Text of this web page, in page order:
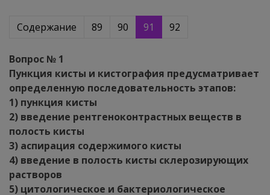
Содержание 89 90 91 92
Вопрос № 1
Пункция кисты и кистография предусматривает
определенную последовательность этапов:
1) пункция кисты
2) введение рентгеноконтрастных веществ в
полость кисты
3) аспирация содержимого кисты
4) введение в полость кисты склерозирующих
растворов
5) цитологическое и бактериологическое